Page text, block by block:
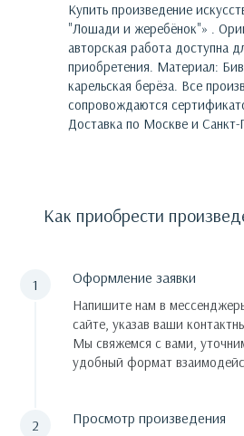
Купить произведение
"Лошади и жеребёнок"» .
авторская работа доступна
приобретения. Материал:
карельская берёза. Все
сопровождаются
Доставка по Москве и Санкт-
Как приобрести
Оформление заявки
Напишите нам в
сайте, указав ваши
Мы свяжемся с вами,
удобный формат
Просмотр произведения